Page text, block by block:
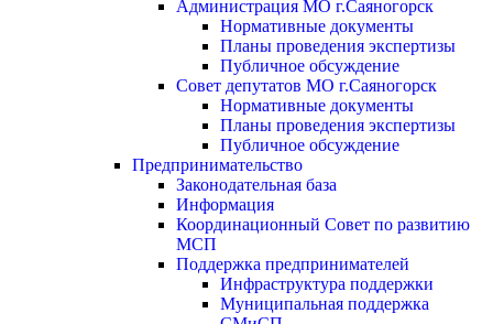
Администрация МО г.Саяногорск
Нормативные документы
Планы проведения экспертизы
Публичное обсуждение
Совет депутатов МО г.Саяногорск
Нормативные документы
Планы проведения экспертизы
Публичное обсуждение
Предпринимательство
Законодательная база
Информация
Координационный Совет по развитию
МСП
Поддержка предпринимателей
Инфраструктура поддержки
Муниципальная поддержка